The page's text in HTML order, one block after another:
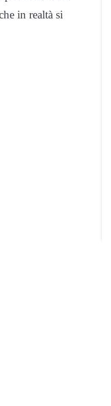
in realtà si